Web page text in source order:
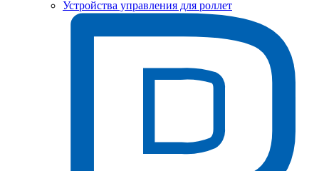
Устройства управления для роллет